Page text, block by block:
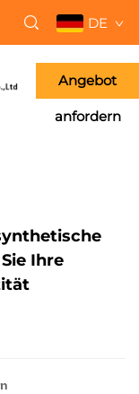
DE
Angebot
anfordern
Ihre